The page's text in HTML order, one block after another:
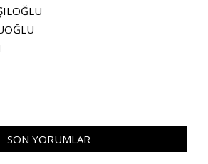
SON YORUMLAR